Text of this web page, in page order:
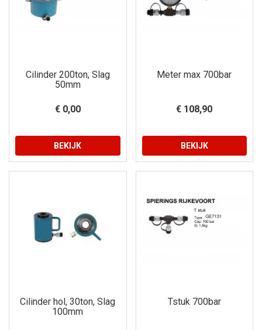
Cilinder 200ton, Slag
50mm
€ 0,00
BEKIJK
Meter max 700bar
€ 108,90
BEKIJK
Cilinder hol, 30ton, Slag
100mm
Tstuk 700bar